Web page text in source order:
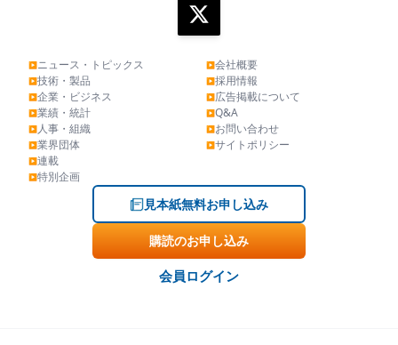
▶ニュース・トピックス
▶技術・製品
▶企業・ビジネス
▶業績・統計
▶人事・組織
▶業界団体
▶連載
▶特別企画
▶会社概要
▶採用情報
▶広告掲載について
▶Q&A
▶お問い合わせ
▶サイトポリシー
見本紙無料お申し込み
購読のお申し込み
会員ログイン